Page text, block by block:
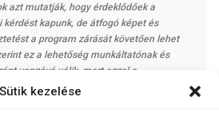
Sütik kezelése
azt mutatják, hogy érdeklődőek a
kérdést kapunk, de átfogó képet és
a program zárását követően lehet
ez a lehetőség munkáltatónak és
vonzóvá válik, mert ezzel a
a fenntarthatósághoz,